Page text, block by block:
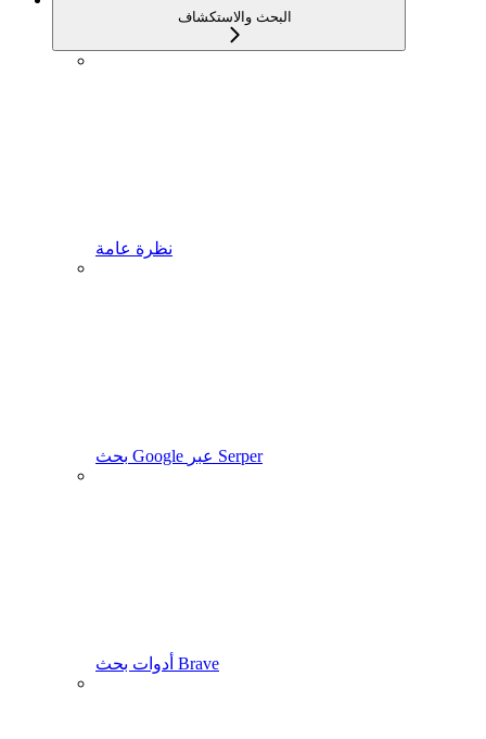
البحث والاستكشاف
نظرة عامة
بحث Google عبر Serper
أدوات بحث Brave